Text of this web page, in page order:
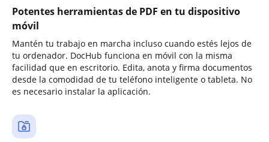
Potentes herramientas de PDF en tu dispositivo
móvil
Mantén tu trabajo en marcha incluso cuando estés lejos de
tu ordenador. DocHub funciona en móvil con la misma
facilidad que en escritorio. Edita, anota y firma documentos
desde la comodidad de tu teléfono inteligente o tableta. No
es necesario instalar la aplicación.